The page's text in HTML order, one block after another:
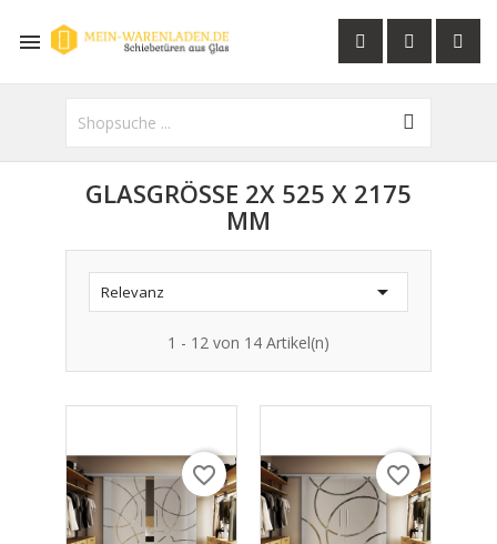

GLASGRÖSSE 2X 525 X 2175 M
M
Relevanz 
1 - 12 von 14 Artikel(n)
favorite_border favorite_border